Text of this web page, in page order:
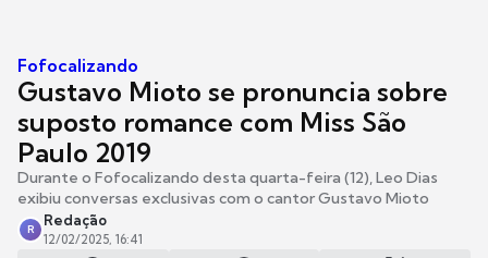
Fofocalizando
Gustavo Mioto se pronuncia sobre
suposto romance com Miss São
Paulo 2019
Durante o Fofocalizando desta quarta-feira (12), Leo Dias
exibiu conversas exclusivas com o cantor Gustavo Mioto
R
Redação
12/02/2025, 16:41